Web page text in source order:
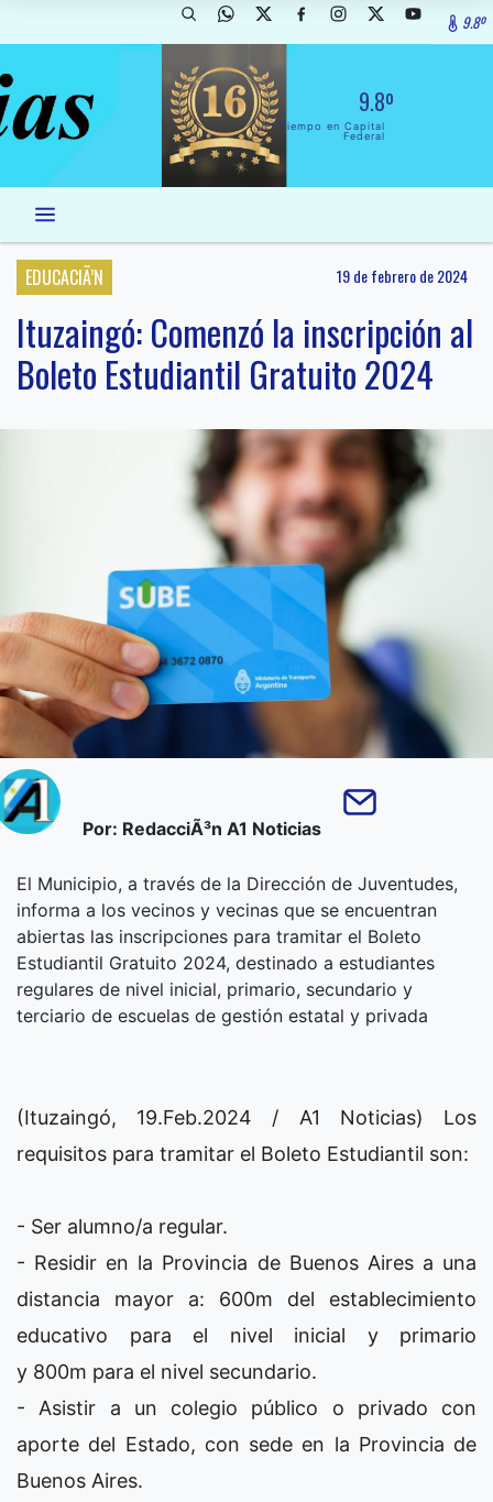
9.8º
9.8º
El Tiempo en Capital
Federal
EDUCACIÃ’N 19 de febrero de 2024
Ituzaingó: Comenzó la inscripción al
Boleto Estudiantil Gratuito 2024
Por: RedacciÃ³n A1 Noticias
El Municipio, a través de la Dirección de Juventudes,
informa a los vecinos y vecinas que se encuentran
abiertas las inscripciones para tramitar el Boleto
Estudiantil Gratuito 2024, destinado a estudiantes
regulares de nivel inicial, primario, secundario y
terciario de escuelas de gestión estatal y privada
(Ituzaingó, 19.Feb.2024 / A1 Noticias) Los
requisitos para tramitar el Boleto Estudiantil son:
- Ser alumno/a regular.
- Residir en la Provincia de Buenos Aires a una
distancia mayor a: 600m del establecimiento
educativo para el nivel inicial y primario
y 800m para el nivel secundario.
- Asistir a un colegio público o privado con
aporte del Estado, con sede en la Provincia de
Buenos Aires.